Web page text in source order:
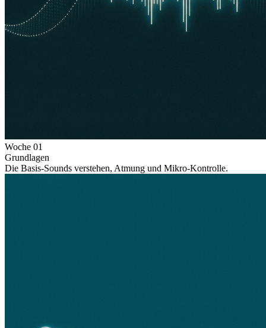
Woche 01
Grundlagen
Die Basis-Sounds verstehen, Atmung und Mikro-Kontrolle.